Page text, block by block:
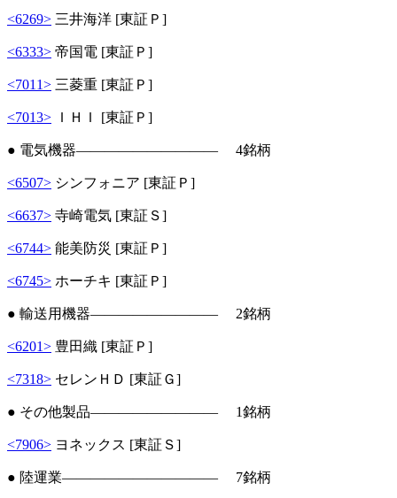
<6269> 三井海洋 [東証Ｐ]
<6333> 帝国電 [東証Ｐ]
<7011> 三菱重 [東証Ｐ]
<7013> ＩＨＩ [東証Ｐ]
● 電気機器―――――――――― 4銘柄
<6507> シンフォニア [東証Ｐ]
<6637> 寺崎電気 [東証Ｓ]
<6744> 能美防災 [東証Ｐ]
<6745> ホーチキ [東証Ｐ]
● 輸送用機器――――――――― 2銘柄
<6201> 豊田織 [東証Ｐ]
<7318> セレンＨＤ [東証Ｇ]
● その他製品――――――――― 1銘柄
<7906> ヨネックス [東証Ｓ]
● 陸運業――――――――――― 7銘柄